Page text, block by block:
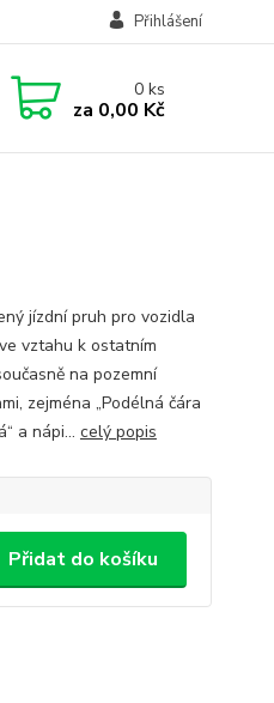
Přihlášení
0ks
za 0,00 Kč
jízdní pruh pro vozidla
vztahu k ostatním
na pozemní
zejména „Podélná čára
a nápi... celý popis
Přidat do košíku